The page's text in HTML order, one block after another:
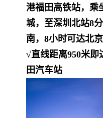
港福田高铁站，乘
城，至深圳北站8
南，8小时可达北
√直线距离950米
田汽车站